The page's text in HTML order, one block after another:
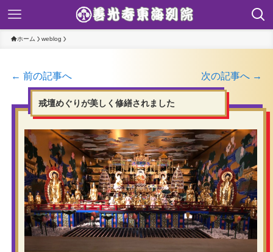
ホーム weblog
← 前の記事へ 次の記事へ →
戒壇めぐりが美しく修繕されました